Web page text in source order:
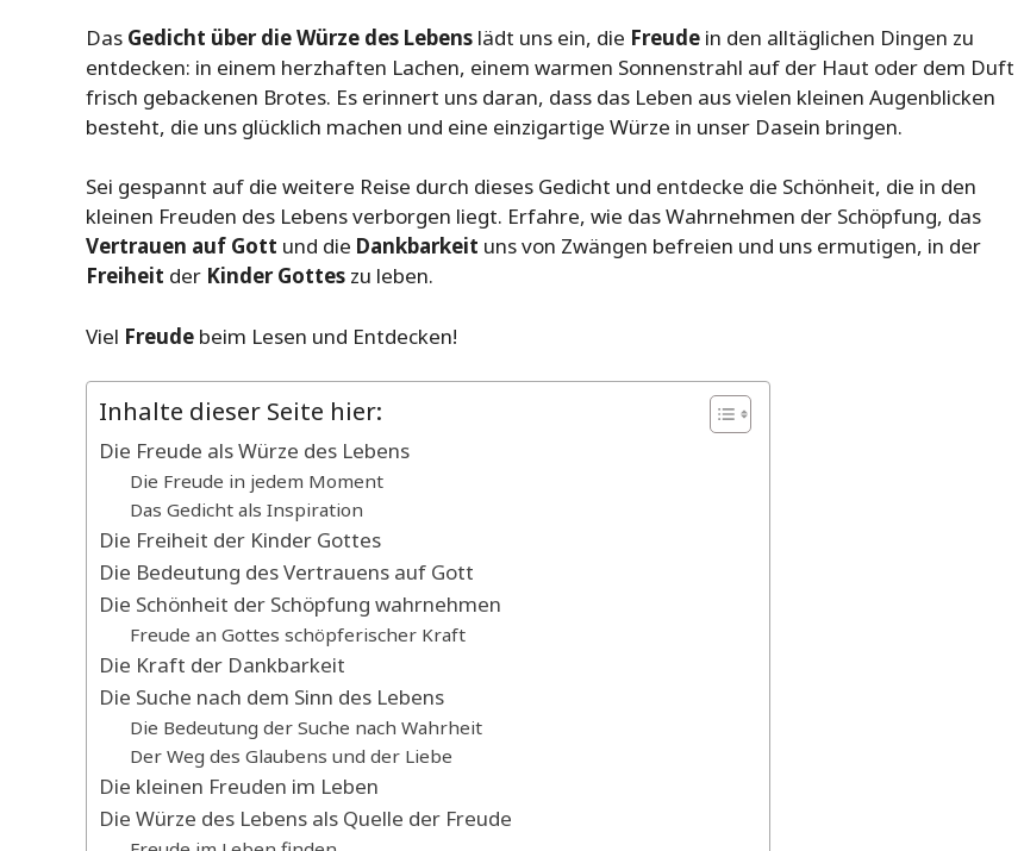
Das Gedicht über die Würze des Lebens lädt uns ein, die Freude in den alltäglichen Dingen zu
entdecken: in einem herzhaften Lachen, einem warmen Sonnenstrahl auf der Haut oder dem Duft
frisch gebackenen Brotes. Es erinnert uns daran, dass das Leben aus vielen kleinen Augenblicken
besteht, die uns glücklich machen und eine einzigartige Würze in unser Dasein bringen.
Sei gespannt auf die weitere Reise durch dieses Gedicht und entdecke die Schönheit, die in den
kleinen Freuden des Lebens verborgen liegt. Erfahre, wie das Wahrnehmen der Schöpfung, das
Vertrauen auf Gott und die Dankbarkeit uns von Zwängen befreien und uns ermutigen, in der
Freiheit der Kinder Gottes zu leben.
Viel Freude beim Lesen und Entdecken!
Inhalte dieser Seite hier:
Die Freude als Würze des Lebens
Die Freude in jedem Moment
Das Gedicht als Inspiration
Die Freiheit der Kinder Gottes
Die Bedeutung des Vertrauens auf Gott
Die Schönheit der Schöpfung wahrnehmen
Freude an Gottes schöpferischer Kraft
Die Kraft der Dankbarkeit
Die Suche nach dem Sinn des Lebens
Die Bedeutung der Suche nach Wahrheit
Der Weg des Glaubens und der Liebe
Die kleinen Freuden im Leben
Die Würze des Lebens als Quelle der Freude